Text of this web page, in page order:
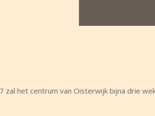
zal het centrum van Oisterwijk bijna drie